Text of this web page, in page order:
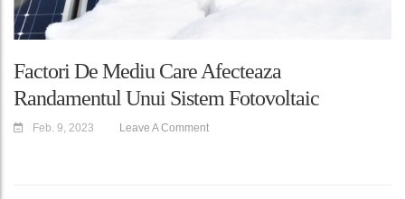
Factori De Mediu Care Afecteaza
Randamentul Unui Sistem Fotovoltaic
Feb. 9, 2023 Leave A Comment